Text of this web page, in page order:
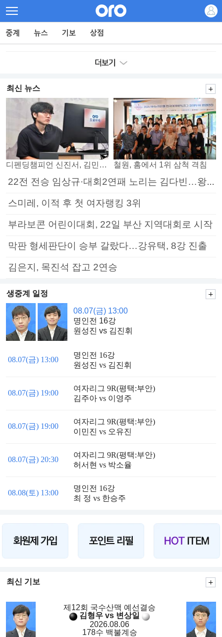
최신 뉴스
디펜딩챔피언 신진서, 김민석 꺾고 8강으로 철원, 홈에서 1위 삼척 격침
22전 전승 임상규·대회2연패 노리는 김다빈…왕중왕전 16강 7일부터
스미레, 이적 후 첫 여자랭킹 3위
부라보콘 어린이대회, 22일 부산 지역대회로 시작
막판 형세판단이 승부 갈랐다…강유택, 8강 진출
김은지, 목진석 잡고 2연승
생중계 일정
08.07(금) 13:00
명인전 16강
원성진 vs 김진휘
08.07(금) 13:00
명인전 16강
원성진 vs 김진휘
08.07(금) 19:00
여자리그 9R(평택:부안)
김주아 vs 이영주
08.07(금) 19:00
여자리그 9R(평택:부안)
이민진 vs 오유진
08.07(금) 20:30
여자리그 9R(평택:부안)
허서현 vs 박소율
08.08(토) 13:00
명인전 16강
최 정 vs 한승주
최신 기보
제12회 국수산맥 예선결승
김형우 vs 변상일
2026.08.06
178수 백불계승